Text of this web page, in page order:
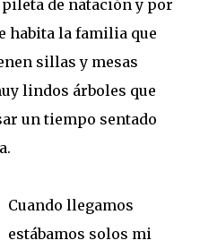
de natación y por
habita la familia que
sillas y mesas
lindos árboles que
un tiempo sentado
Cuando llegamos
estábamos solos mi